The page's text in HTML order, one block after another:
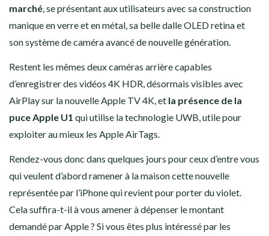
marché , se présentant aux utilisateurs avec sa construction
manique en verre et en métal, sa belle dalle OLED retina et
son système de caméra avancé de nouvelle génération.
Restent les mêmes deux caméras arrière capables
d’enregistrer des vidéos 4K HDR, désormais visibles avec
AirPlay sur la nouvelle Apple TV 4K, et la présence de la
puce Apple U1 qui utilise la technologie UWB, utile pour
exploiter au mieux les Apple AirTags.
Rendez-vous donc dans quelques jours pour ceux d’entre vous
qui veulent d’abord ramener à la maison cette nouvelle
représentée par l’iPhone qui revient pour porter du violet.
Cela suffira-t-il à vous amener à dépenser le montant
demandé par Apple ? Si vous êtes plus intéressé par les